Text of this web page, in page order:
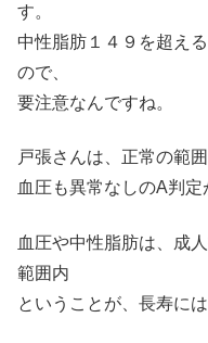
す。
中性脂肪１４９を超え
ので、
要注意なんですね。
戸張さんは、正常の範
血圧も異常なしのA判定
血圧や中性脂肪は、成
範囲内
ということが、長寿に